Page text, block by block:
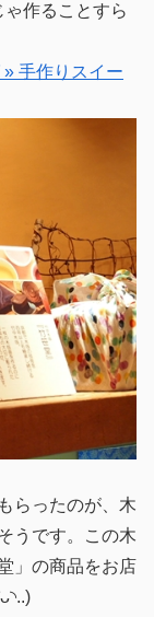
作ることすら
手作りスイー
らったのが、木
うです。この木
」の商品をお店